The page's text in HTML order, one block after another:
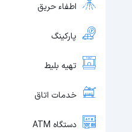
اطفاء حریق
پارکینگ
تهیه بلیط
خدمات اتاق
دستگاه ATM